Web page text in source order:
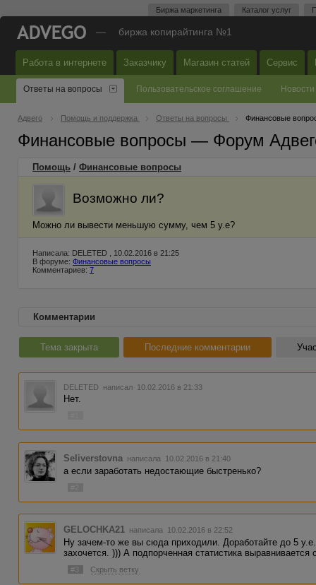
Биржа маркетинга Каталог услуг
— биржа копирайтинга №1
Работа в интернете Заказчику Магазин статей Сервис
Ответы на вопросы Пользовательское соглашение Новости
Адвего Помощь и поддержка Ответы на вопросы Финансовые
Финансовые вопросы — Форум
Помощь / Финансовые вопросы
Возможно ли?
Можно ли вывести меньшую сумму, чем 5 у.е?
Написала: DELETED , 10.02.2016 в 21:25
В форуме: Финансовые вопросы
Комментариев: 7
Комментарии
Тема закрыта Последние комментарии
DELETED написал 10.02.2016 в 21:33
Нет.
Seliverstovna написала 10.02.2016 в 21:40
а если заработать недостающие быстренько?
GELOCHKA21 написала 10.02.2016 в 22:52
Ну зачем-то же вы сюда приходили. Доработайте до 5
захочется. ))) А подпорченная статистика
#3 Скрыть ветку